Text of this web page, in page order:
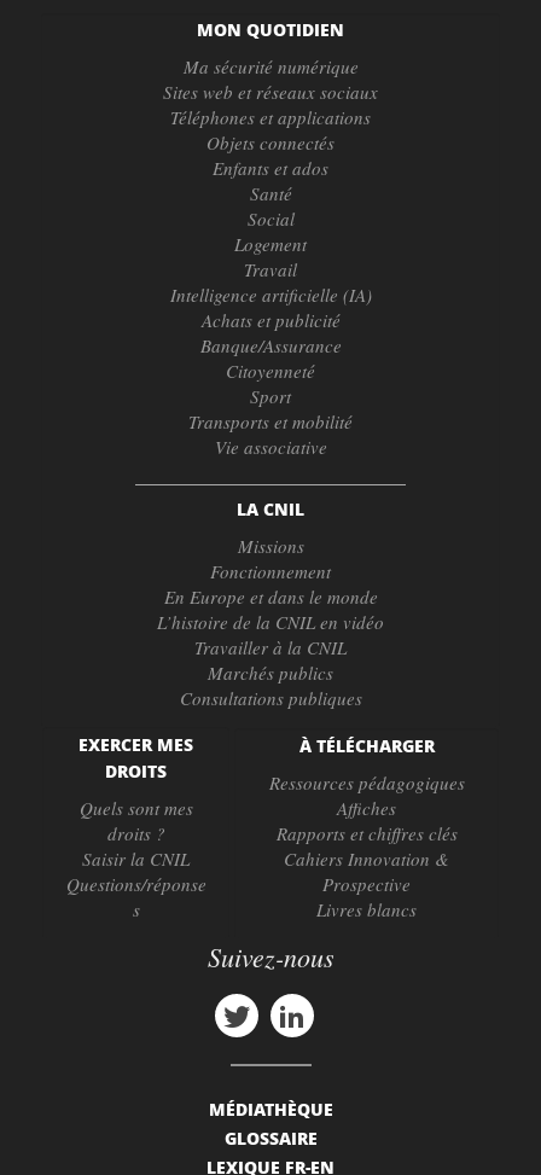
MON QUOTIDIEN
Ma sécurité numérique
Sites web et réseaux sociaux
Téléphones et applications
Objets connectés
Enfants et ados
Santé
Social
Logement
Travail
Intelligence artificielle (IA)
Achats et publicité
Banque/Assurance
Citoyenneté
Sport
Transports et mobilité
Vie associative
LA CNIL
Missions
Fonctionnement
En Europe et dans le monde
L’histoire de la CNIL en vidéo
Travailler à la CNIL
Marchés publics
Consultations publiques
EXERCER MES
DROITS
Quels sont mes
droits ?
Saisir la CNIL
Questions/réponse
s
À TÉLÉCHARGER
Ressources pédagogiques
Affiches
Rapports et chiffres clés
Cahiers Innovation &
Prospective
Livres blancs
Suivez-nous
MÉDIATHÈQUE
GLOSSAIRE
LEXIQUE FR-EN